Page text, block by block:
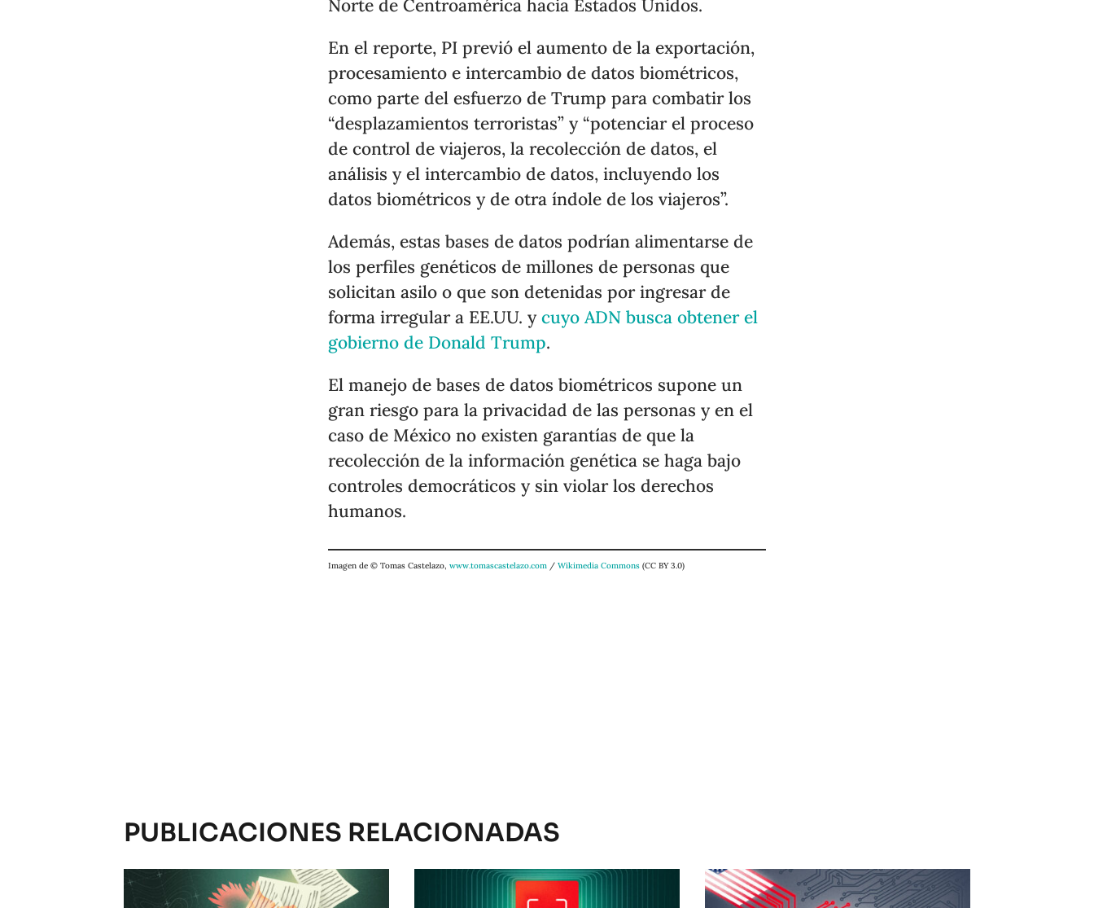
Norte de Centroamérica hacia Estados Unidos.
En el reporte, PI previó el aumento de la exportación,
procesamiento e intercambio de datos biométricos,
como parte del esfuerzo de Trump para combatir los
“desplazamientos terroristas” y “potenciar el proceso
de control de viajeros, la recolección de datos, el
análisis y el intercambio de datos, incluyendo los
datos biométricos y de otra índole de los viajeros”.
Además, estas bases de datos podrían alimentarse de
los perfiles genéticos de millones de personas que
solicitan asilo o que son detenidas por ingresar de
forma irregular a EE.UU. ycuyo ADN busca obtener el
gobierno de Donald Trump.
El manejo de bases de datos biométricos supone un
gran riesgo para la privacidad de las personas y en el
caso de México no existen garantías de que la
recolección de la información genética se haga bajo
controles democráticos y sin violar los derechos
humanos.
Imagen de © Tomas Castelazo,www.tomascastelazo.com /Wikimedia Commons (CC BY 3.0)
PUBLICACIONES RELACIONADAS